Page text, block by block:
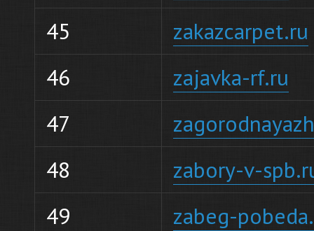
45
zakazcarpet.ru
46
zajavka-rf.ru
47
48
zabory-v-
49
zabeg-